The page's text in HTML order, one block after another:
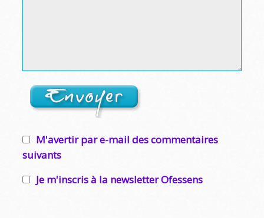
M'avertir par e-mail des commentaires
suivants
Je m'inscris à la newsletter Ofessens